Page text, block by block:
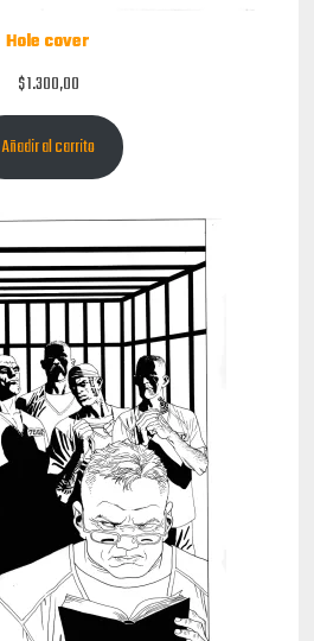
Hole cover
$1.300,00
Añadir al carrito